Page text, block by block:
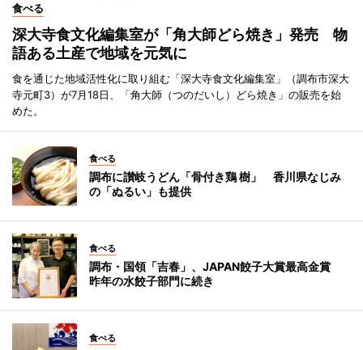
食べる
深大寺食文化編集室が「角大師どら焼き」発売 物
語ある土産で地域を元気に
食を通じた地域活性化に取り組む「深大寺食文化編集室」（調布市深大
寺元町3）が7月18日、「角大師（つのだいし）どら焼き」の販売を始
めた。
食べる
調布に讃岐うどん「骨付き鶏 樹」 香川県なじみ
の「ぬるい」も提供
食べる
調布・国領「吉春」、JAPAN餃子大賞最高金賞
昨年の水餃子部門に続き
食べる